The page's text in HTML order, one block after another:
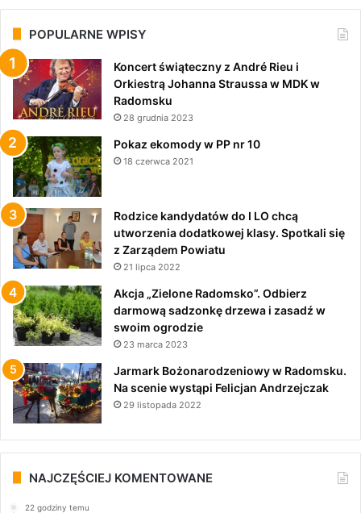
POPULARNE WPISY
Koncert świąteczny z André Rieu i
Orkiestrą Johanna Straussa w MDK w
Radomsku
28 grudnia 2023
Pokaz ekomody w PP nr 10
18 czerwca 2021
Rodzice kandydatów do I LO chcą
utworzenia dodatkowej klasy. Spotkali się
z Zarządem Powiatu
21 lipca 2022
Akcja „Zielone Radomsko”. Odbierz
darmową sadzonkę drzewa i zasadź w
swoim ogrodzie
23 marca 2023
Jarmark Bożonarodzeniowy w Radomsku.
Na scenie wystąpi Felicjan Andrzejczak
29 listopada 2022
NAJCZĘŚCIEJ KOMENTOWANE
22 godziny temu